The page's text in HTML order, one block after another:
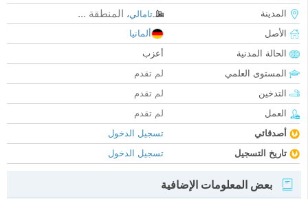
المدينة
تامالي، المنطقة ...
الأصل
ألمانيا
الحالة المدنية
أعزب
المستوى العلمي
لم تقدم
التدخين
لم تقدم
العمل
لم تقدم
أصدقائي
تسجيل الدخول
تاريخ التسجيل
تسجيل الدخول
بعض المعلومات الإضافية